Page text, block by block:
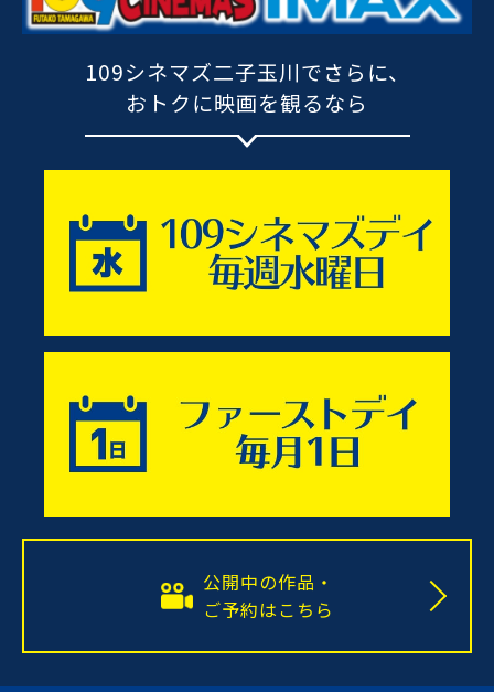
109シネマズ二子玉川でさらに、
おトクに映画を観るなら
公開中の作品・
ご予約はこちら